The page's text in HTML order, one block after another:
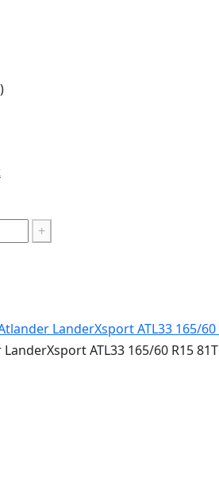
+
ATL33 165/60 R15 81T